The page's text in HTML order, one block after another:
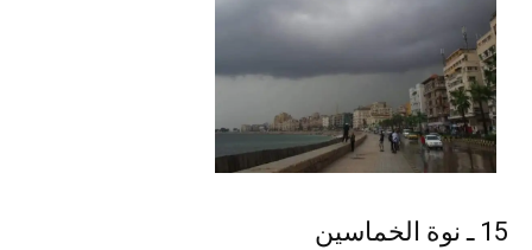
15 ـ نوة الخماسين